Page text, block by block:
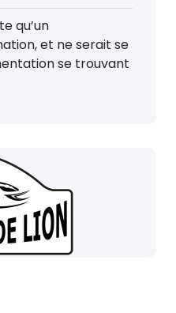
qu’un
et ne serait se
se trouvant